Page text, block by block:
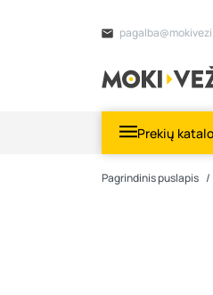
Prekių
Pagrindinis puslapis